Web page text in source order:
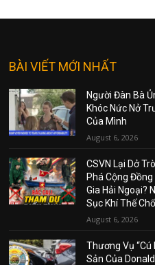
BÀI VIẾT MỚI NHẤT
Người Đàn Bà
Khóc Nức Nở
Của Mình
August 6, 2026
CSVN Lại Dở
Phá Cộng
Gia Hải Ngoại?
Sục Khí Thế
August 6, 2026
Thương Vụ “Cú
Sản Của